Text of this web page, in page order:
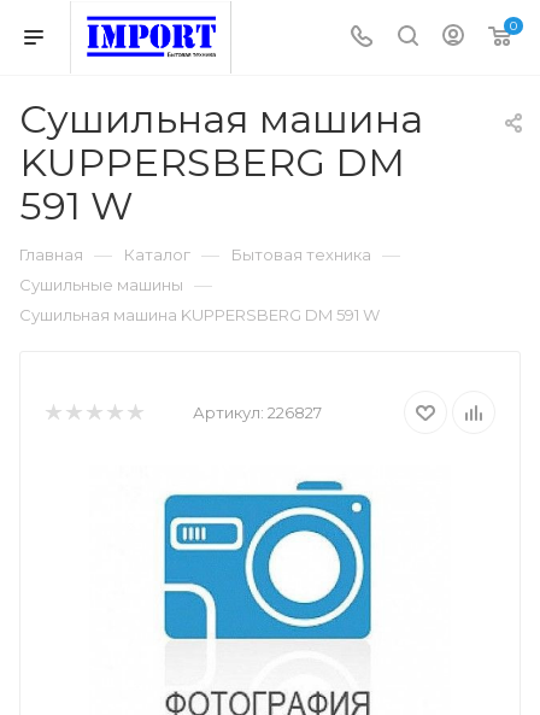
0
Сушильная машина
KUPPERSBERG DM
591 W
Главная — Каталог — Бытовая техника —
Сушильные машины —
Сушильная машина KUPPERSBERG DM 591 W
Артикул: 226827